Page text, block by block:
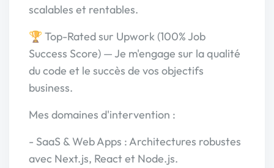
scalables et rentables.
🏆 Top-Rated sur Upwork (100% Job
Success Score) — Je m'engage sur la qualité
du code et le succès de vos objectifs
business.
Mes domaines d'intervention :
- SaaS & Web Apps : Architectures robustes
avec Next.js, React et Node.js.